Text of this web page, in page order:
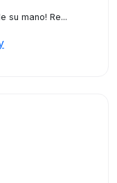
su mano! Re...